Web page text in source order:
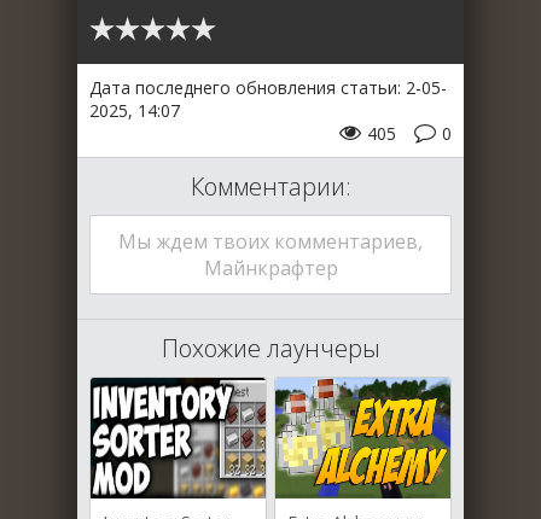
Дата последнего обновления статьи: 2-05-
2025, 14:07
0
405
Комментарии:
Мы ждем твоих комментариев,
Майнкрафтер
Похожие лаунчеры